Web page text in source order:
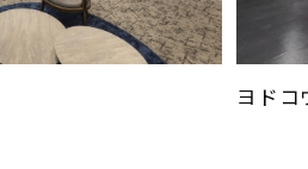
ヨド